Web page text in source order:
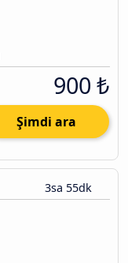
900 ₺
Şimdi ara
3sa 55dk